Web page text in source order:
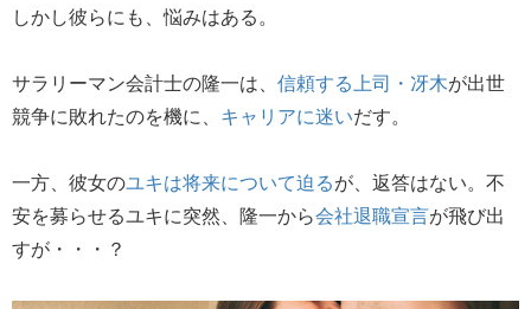
しかし彼らにも、悩みはある。
サラリーマン会計士の隆一は、 信頼する上司・冴木が出世
競争に敗れたのを機に、 キャリアに迷いだす。
一方、彼女のユキは将来について迫るが、返答はない。不
安を募らせるユキに突然、隆一から会社退職宣言が飛び出
すが・・・？